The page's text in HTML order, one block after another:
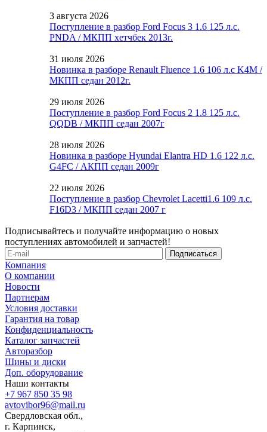
3 августа 2026
Поступление в разбор Ford Focus 3 1.6 125 л.с.
PNDA / МКПП хетчбек 2013г.
31 июля 2026
Новинка в разборе Renault Fluence 1.6 106 л.с K4M /
МКПП седан 2012г.
29 июля 2026
Поступление в разбор Ford Focus 2 1.8 125 л.с.
QQDB / МКПП седан 2007г
28 июля 2026
Новинка в разборе Hyundai Elantra HD 1.6 122 л.с.
G4FC / АКПП седан 2009г
22 июля 2026
Поступление в разбор Chevrolet Lacetti1.6 109 л.с.
F16D3 / МКПП седан 2007 г
Подписывайтесь и получайте информацию о новых
поступлениях автомобилей и запчастей!
Компания
О компании
Новости
Партнерам
Условия доставки
Гарантия на товар
Конфиденциальность
Каталог запчастей
Авторазбор
Шины и диски
Доп. оборудование
Наши контакты
+7 967 850 35 98
avtovibor96@mail.ru
Свердловская обл.,
г. Карпинск,